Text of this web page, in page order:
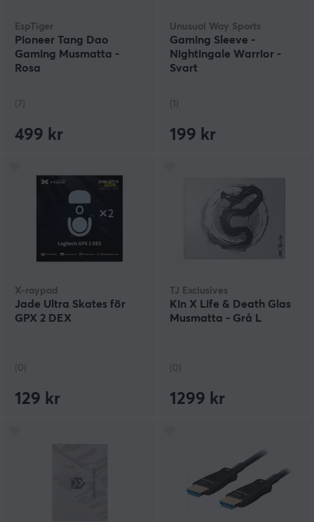
EspTiger
Pioneer Tang Dao
Gaming Musmatta -
Rosa
(7)
499 kr
Unusual Way Sports
Gaming Sleeve -
Nightingale Warrior -
Svart
(1)
199 kr
X-raypad
Jade Ultra Skates för
GPX 2 DEX
(0)
129 kr
TJ Exclusives
Kin X Life & Death Glas
Musmatta - Grå L
(0)
1299 kr